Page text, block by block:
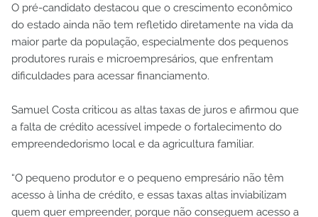
O pré-candidato destacou que o crescimento econômico
do estado ainda não tem refletido diretamente na vida da
maior parte da população, especialmente dos pequenos
produtores rurais e microempresários, que enfrentam
dificuldades para acessar financiamento.
Samuel Costa criticou as altas taxas de juros e afirmou que
a falta de crédito acessível impede o fortalecimento do
empreendedorismo local e da agricultura familiar.
“O pequeno produtor e o pequeno empresário não têm
acesso à linha de crédito, e essas taxas altas inviabilizam
quem quer empreender, porque não conseguem acesso a